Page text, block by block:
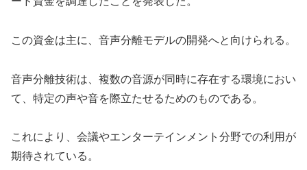
この資金は主に、音声分離モデルの開発へと向けられる。
音声分離技術は、複数の音源が同時に存在する環境におい
て、特定の声や音を際立たせるためのものである。
これにより、会議やエンターテインメント分野での利用が
期待されている。